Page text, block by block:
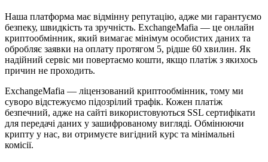
Наша платформа має відмінну репутацію, адже ми гарантуємо
безпеку, швидкість та зручність. ExchangeMafia — це онлайн
криптообмінник, який вимагає мінімум особистих даних та
обробляє заявки на оплату протягом 5, рідше 60 хвилин. Як
надійний сервіс ми повертаємо кошти, якщо платіж з якихось
причин не проходить.
ExchangeMafia — ліцензований криптообмінник, тому ми
суворо відстежуємо підозрілий трафік. Кожен платіж
безпечний, адже на сайті використовуються SSL сертифікати
для передачі даних у зашифрованому вигляді. Обмінюючи
крипту у нас, ви отримуєте вигідний курс та мінімальні
комісії.